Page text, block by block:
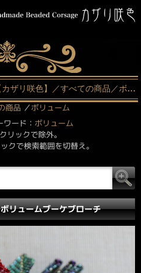
ての商品／ボリューム（31ページ中1ページ目）
商品 ／ボリューム
ード： ボリューム
リックで除外。
クで検索範囲を切替え。
リュームブーケブローチ